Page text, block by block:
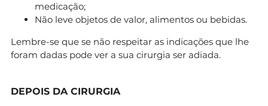
medicação;
Não leve objetos de valor, alimentos ou bebidas.
Lembre-se que se não respeitar as indicações que lhe
foram dadas pode ver a sua cirurgia ser adiada.
DEPOIS DA CIRURGIA